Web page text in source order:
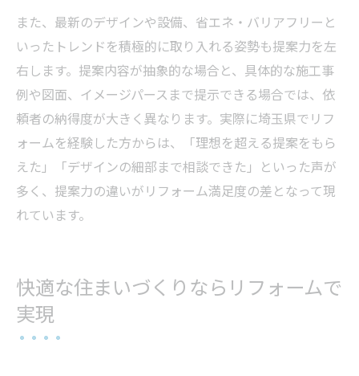
また、最新のデザインや設備、省エネ・バリアフリーと
いったトレンドを積極的に取り入れる姿勢も提案力を左
右します。提案内容が抽象的な場合と、具体的な施工事
例や図面、イメージパースまで提示できる場合では、依
頼者の納得度が大きく異なります。実際に埼玉県でリフ
ォームを経験した方からは、「理想を超える提案をもら
えた」「デザインの細部まで相談できた」といった声が
多く、提案力の違いがリフォーム満足度の差となって現
れています。
快適な住まいづくりならリフォームで
実現